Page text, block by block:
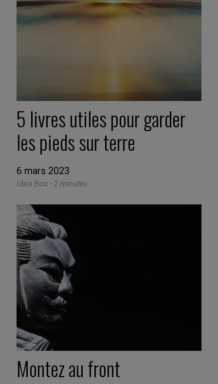
5 livres utiles pour garder
les pieds sur terre
6 mars 2023
Idea Box - 2 minutes
Montez au front